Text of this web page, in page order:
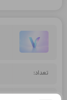
تعداد: